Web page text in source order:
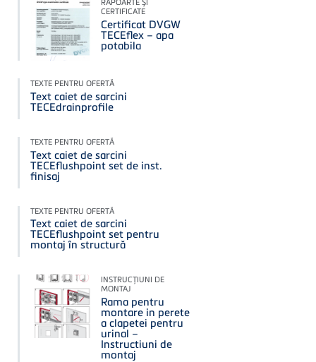
CERTIFICATE
Certificat DVGW
TECEflex – apa
potabila
TEXTE PENTRU OFERTĂ
Text caiet de sarcini
TECEdrainprofile
TEXTE PENTRU OFERTĂ
Text caiet de sarcini
TECEflushpoint set de inst.
finisaj
TEXTE PENTRU OFERTĂ
Text caiet de sarcini
TECEflushpoint set pentru
montaj în structură
INSTRUCŢIUNI DE
MONTAJ
Rama pentru
montare in perete
a clapetei pentru
urinal –
Instructiuni de
montaj